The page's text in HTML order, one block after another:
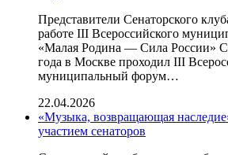
Представители Сенаторского
работе III Всероссийского
«Малая Родина — Сила России» С
года в Москве проходил III
муниципальный форум…
22.04.2026
«Музыка, возвращающая
участием сенаторов